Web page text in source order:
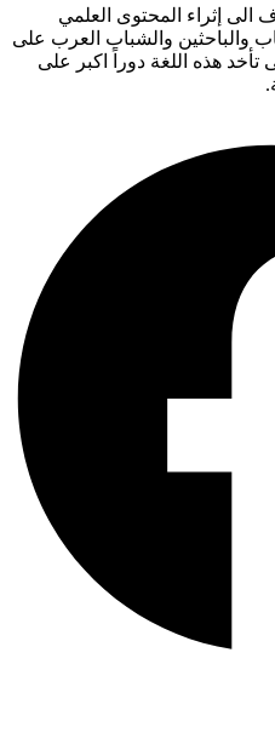
الى إثراء المحتوى العلمي
وتشجيع الكتاب والباحثين والشباب العرب على
المعلومة بلغتهم الأم٬ حتى تأخد هذه اللغة دوراً اكبر على